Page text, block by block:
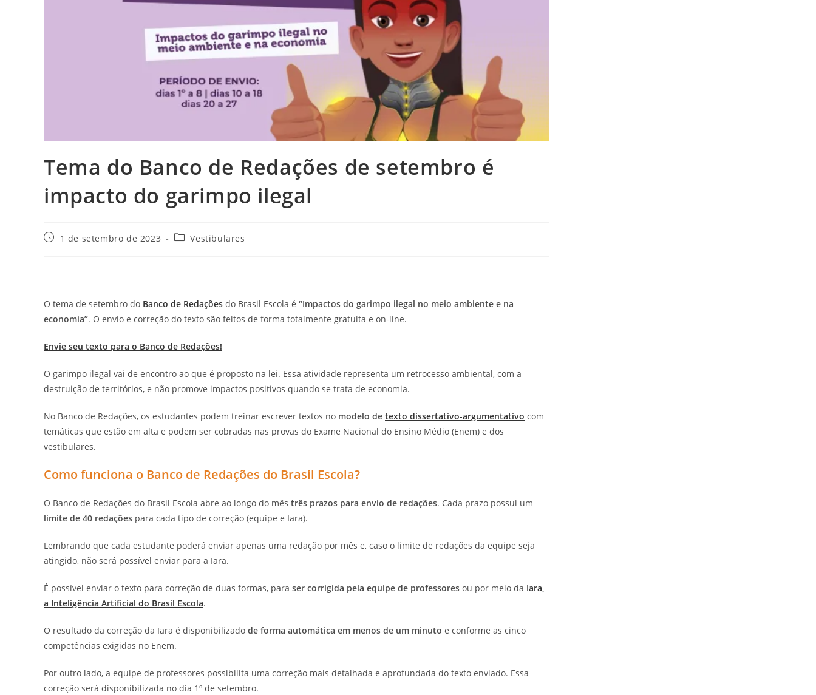
Tema do Banco de Redações de setembro é
impacto do garimpo ilegal
Post1 de setembro de 2023
Categoria
Vestibulares
O tema de setembro do Banco de Redações do Brasil Escola é “Impactos do garimpo ilegal no meio ambiente e na
economia”. O envio e correção do texto são feitos de forma totalmente gratuita e on-line.
Envie seu texto para o Banco de Redações!
O garimpo ilegal vai de encontro ao que é proposto na lei. Essa atividade representa um retrocesso ambiental, com a
destruição de territórios, e não promove impactos positivos quando se trata de economia.
No Banco de Redações, os estudantes podem treinar escrever textos no modelo de texto dissertativo-argumentativo com
temáticas que estão em alta e podem ser cobradas nas provas do Exame Nacional do Ensino Médio (Enem) e dos
vestibulares.
Como funciona o Banco de Redações do Brasil Escola?
O Banco de Redações do Brasil Escola abre ao longo do mês três prazos para envio de redações. Cada prazo possui um
limite de 40 redações para cada tipo de correção (equipe e Iara).
Lembrando que cada estudante poderá enviar apenas uma redação por mês e, caso o limite de redações da equipe seja
atingido, não será possível enviar para a Iara.
É possível enviar o texto para correção de duas formas, para ser corrigida pela equipe de professores ou por meio da Iara,
a Inteligência Artificial do Brasil Escola.
O resultado da correção da Iara é disponibilizado de forma automática em menos de um minuto e conforme as cinco
competências exigidas no Enem.
Por outro lado, a equipe de professores possibilita uma correção mais detalhada e aprofundada do texto enviado. Essa
correção será disponibilizada no dia 1º de setembro.